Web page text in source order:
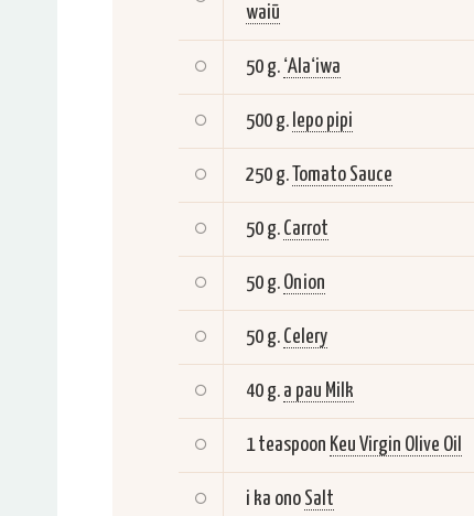
waiū
50 g. ʻAlaʻiwa
500 g. lepo pipi
250 g.Tomato Sauce
50 g. Carrot
50 g. Onion
50 g. Celery
40 g. a pau Milk
1 teaspoon Keu Virgin Olive Oil
i ka ono Salt